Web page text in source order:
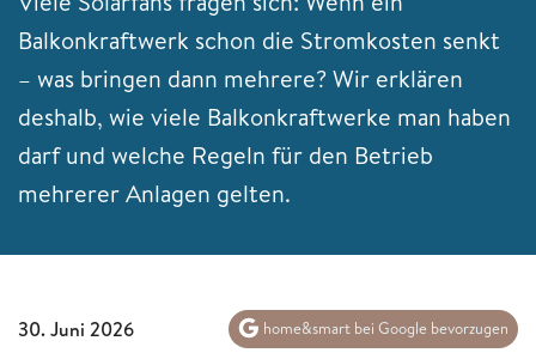
Balkonkraftwerk schon die Stromkosten senkt
– was bringen dann mehrere? Wir erklären
deshalb, wie viele Balkonkraftwerke man haben
darf und welche Regeln für den Betrieb
mehrerer Anlagen gelten.
30. Juni 2026 home&smart bei Google bevorzugen